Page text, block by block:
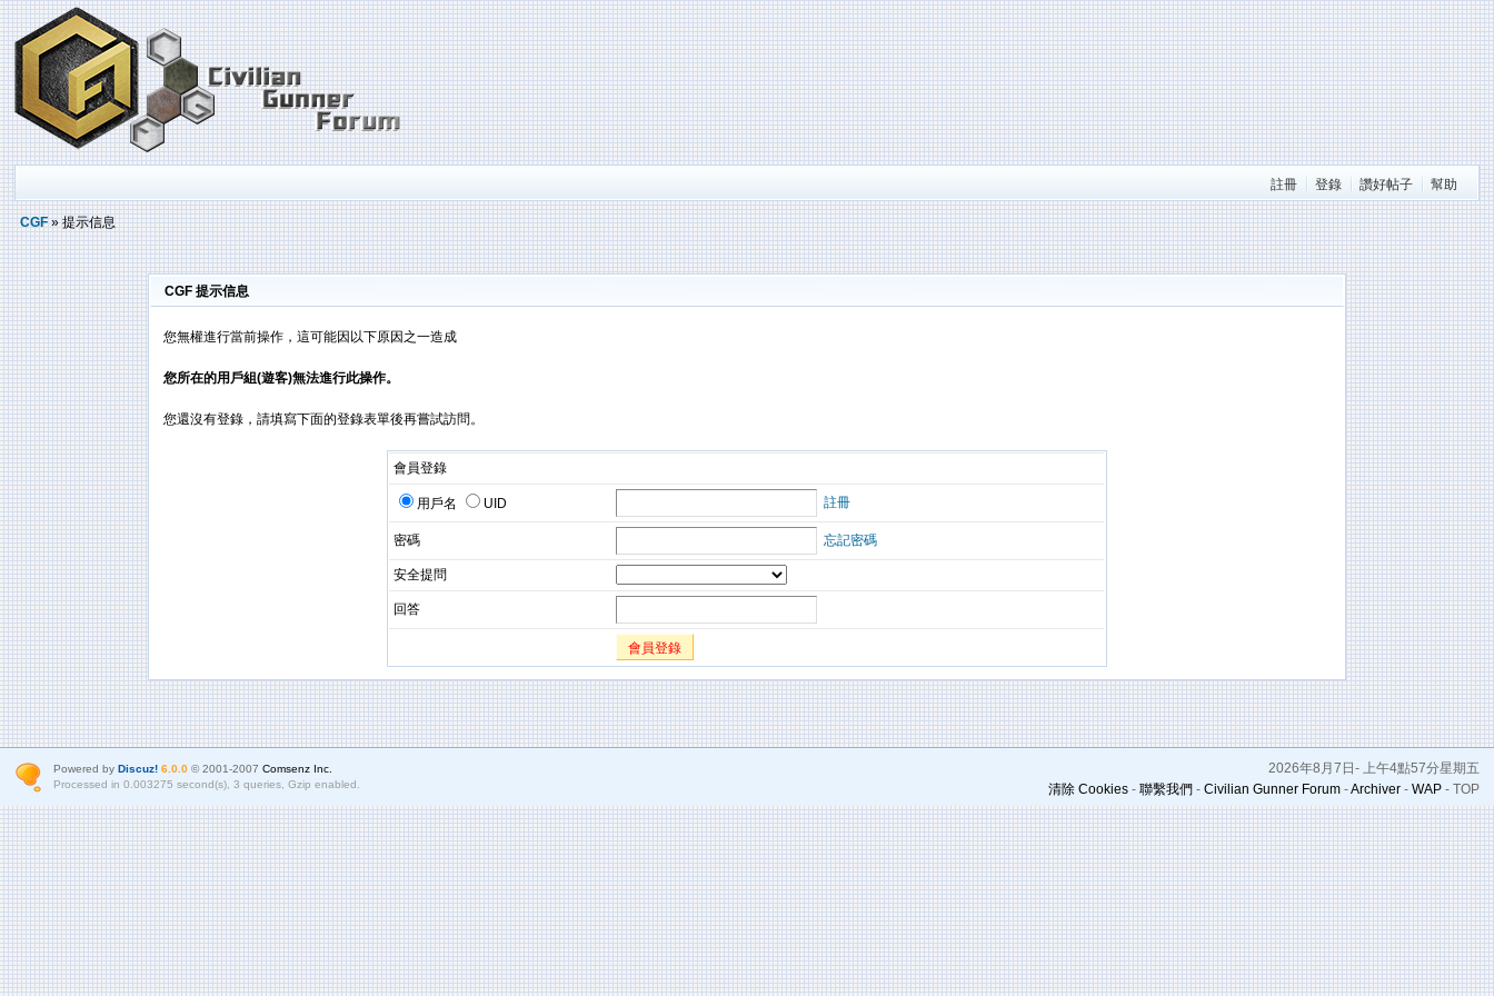
註冊 登錄 讚好帖子 幫助
CGF» 提示信息
CGF 提示信息
您無權進行當前操作，這可能因以下原因之一造成
您所在的用戶組(遊客)無法進行此操作。
您還沒有登錄，請填寫下面的登錄表單後再嘗試訪問。
會員登錄
用戶名 UID 註冊
密碼 忘記密碼
安全提問
回答
會員登錄
2026年8月7日- 上午4點57分星期五
清除 Cookies- 聯繫我們 - Civilian Gunner Forum-Archiver- WAP- TOP
Powered byDiscuz! 6.0.0 © 2001-2007Comsenz Inc.
Processed in 0.003275 second(s), 3 queries, Gzip enabled.